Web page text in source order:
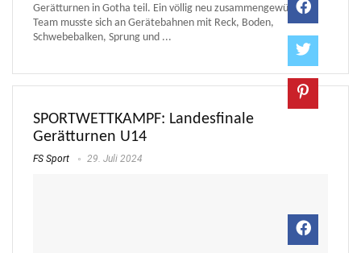
Gerätturnen in Gotha teil. Ein völlig neu zusammengewürfeltes
Team musste sich an Gerätebahnen mit Reck, Boden,
Schwebebalken, Sprung und ...
SPORTWETTKAMPF: Landesfinale
Gerätturnen U14
FS Sport 29. Juli 2024